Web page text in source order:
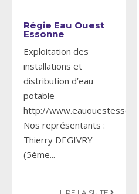
Régie Eau Ouest
Essonne
Exploitation des
installations et
distribution d’eau
potable
http://
Nos représentants :
Thierry DEGIVRY
(5ème...